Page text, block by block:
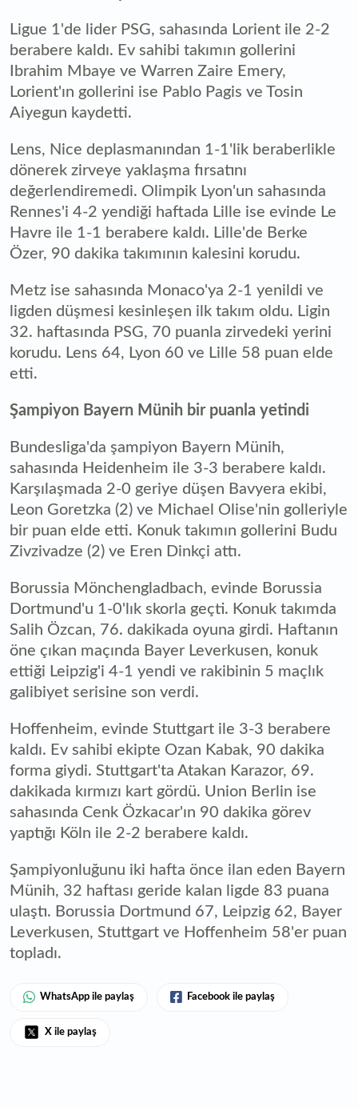
Ligue 1'de lider PSG, sahasında Lorient ile 2-2
berabere kaldı. Ev sahibi takımın gollerini
Ibrahim Mbaye ve Warren Zaire Emery,
Lorient'ın gollerini ise Pablo Pagis ve Tosin
Aiyegun kaydetti.
Lens, Nice deplasmanından 1-1'lik beraberlikle
dönerek zirveye yaklaşma fırsatını
değerlendiremedi. Olimpik Lyon'un sahasında
Rennes'i 4-2 yendiği haftada Lille ise evinde Le
Havre ile 1-1 berabere kaldı. Lille'de Berke
Özer, 90 dakika takımının kalesini korudu.
Metz ise sahasında Monaco'ya 2-1 yenildi ve
ligden düşmesi kesinleşen ilk takım oldu. Ligin
32. haftasında PSG, 70 puanla zirvedeki yerini
korudu. Lens 64, Lyon 60 ve Lille 58 puan elde
etti.
Şampiyon Bayern Münih bir puanla yetindi
Bundesliga'da şampiyon Bayern Münih,
sahasında Heidenheim ile 3-3 berabere kaldı.
Karşılaşmada 2-0 geriye düşen Bavyera ekibi,
Leon Goretzka (2) ve Michael Olise'nin golleriyle
bir puan elde etti. Konuk takımın gollerini Budu
Zivzivadze (2) ve Eren Dinkçi attı.
Borussia Mönchengladbach, evinde Borussia
Dortmund'u 1-0'lık skorla geçti. Konuk takımda
Salih Özcan, 76. dakikada oyuna girdi. Haftanın
öne çıkan maçında Bayer Leverkusen, konuk
ettiği Leipzig'i 4-1 yendi ve rakibinin 5 maçlık
galibiyet serisine son verdi.
Hoffenheim, evinde Stuttgart ile 3-3 berabere
kaldı. Ev sahibi ekipte Ozan Kabak, 90 dakika
forma giydi. Stuttgart'ta Atakan Karazor, 69.
dakikada kırmızı kart gördü. Union Berlin ise
sahasında Cenk Özkacar'ın 90 dakika görev
yaptığı Köln ile 2-2 berabere kaldı.
Şampiyonluğunu iki hafta önce ilan eden Bayern
Münih, 32 haftası geride kalan ligde 83 puana
ulaştı. Borussia Dortmund 67, Leipzig 62, Bayer
Leverkusen, Stuttgart ve Hoffenheim 58'er puan
topladı.
WhatsApp ile paylaş Facebook ile paylaş
X ile paylaş